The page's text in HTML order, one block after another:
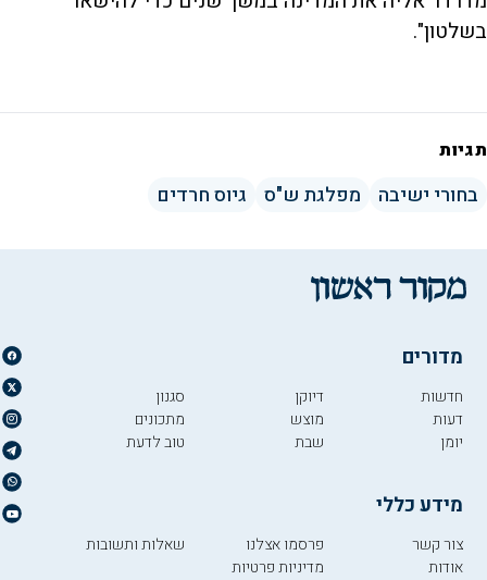
בשלטון".
תגיות
בחורי ישיבה מפלגת ש"ס גיוס חרדים
מדורים
חדשות
דעות
יומן
דיוקן
מוצש
שבת
סגנון
מתכונים
טוב לדעת
מידע כללי
צור קשר
אודות
פרסמו אצלנו
מדיניות פרטיות
שאלות ותשובות